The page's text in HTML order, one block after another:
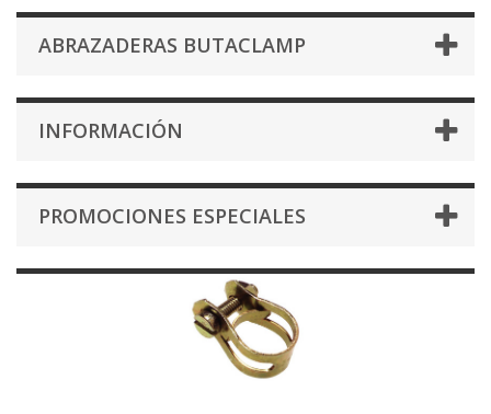
ABRAZADERAS BUTACLAMP
INFORMACIÓN
PROMOCIONES ESPECIALES